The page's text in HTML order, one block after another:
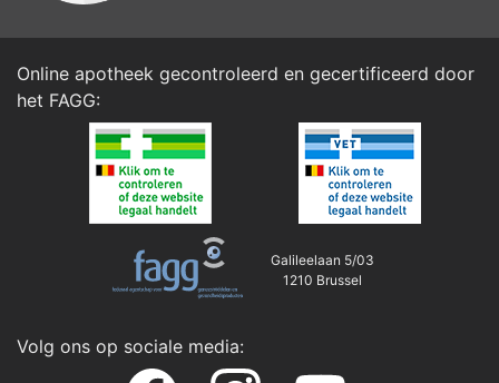
Online apotheek gecontroleerd en gecertificeerd door
het FAGG:
Galileelaan 5/03
1210 Brussel
Volg ons op sociale media: